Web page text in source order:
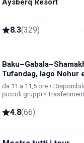
Baku
Aysberq Resort
8.3(329)
Tufandag, lago Nohur
da 11 a 11,5 ore •
piccoli gruppi •
4.8(66)